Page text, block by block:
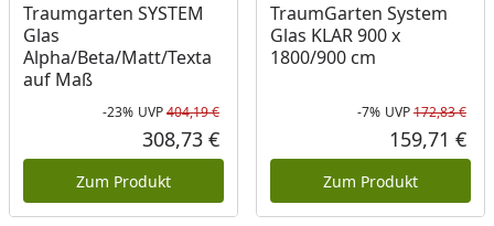
Traumgarten SYSTEM
Glas
Alpha/Beta/Matt/Texta
auf Maß
Rabatt in Prozent
-23%
Ursprünglicher Preis
UVP404,19 €
Aktueller Preis
308,73 €
Zum Produkt
TraumGarten System
Glas KLAR 900 x
1800/900 cm
-7% UVP172,83 €
159,71 €
Zum Produkt